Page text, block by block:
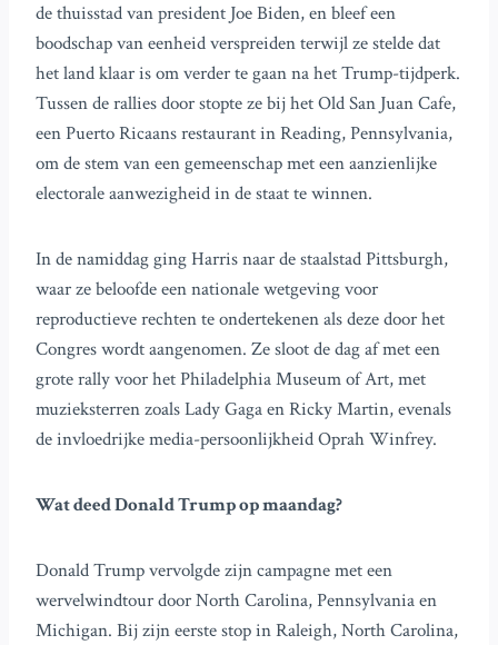
de thuisstad van president Joe Biden, en bleef een
boodschap van eenheid verspreiden terwijl ze stelde dat
het land klaar is om verder te gaan na het Trump-tijdperk.
Tussen de rallies door stopte ze bij het Old San Juan Cafe,
een Puerto Ricaans restaurant in Reading, Pennsylvania,
om de stem van een gemeenschap met een aanzienlijke
electorale aanwezigheid in de staat te winnen.
In de namiddag ging Harris naar de staalstad Pittsburgh,
waar ze beloofde een nationale wetgeving voor
reproductieve rechten te ondertekenen als deze door het
Congres wordt aangenomen. Ze sloot de dag af met een
grote rally voor het Philadelphia Museum of Art, met
muzieksterren zoals Lady Gaga en Ricky Martin, evenals
de invloedrijke media-persoonlijkheid Oprah Winfrey.
Wat deed Donald Trump op maandag?
Donald Trump vervolgde zijn campagne met een
wervelwindtour door North Carolina, Pennsylvania en
Michigan. Bij zijn eerste stop in Raleigh, North Carolina,